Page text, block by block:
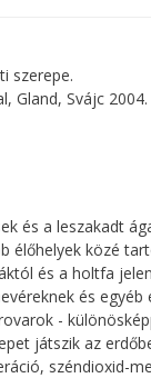
szerepe.
Gland, Svájc
és a leszakadt
élőhelyek közé
és a holtfa
és
-
játszik az
széndioxid-